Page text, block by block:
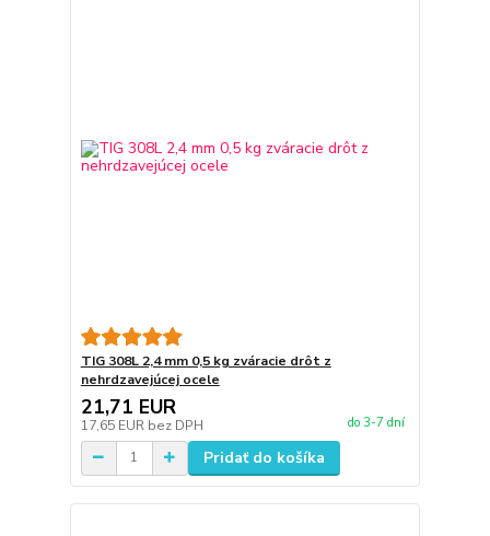
TIG 308L 2,4 mm 0,5 kg zváracie drôt z
nehrdzavejúcej ocele
21,71 EUR
17,65 EUR bez DPH do 3-7 dní
Pridať do košíka